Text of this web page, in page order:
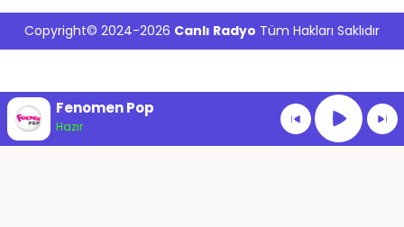
Copyright© 2024-2026 Canlı Radyo Tüm Hakları Saklıdır